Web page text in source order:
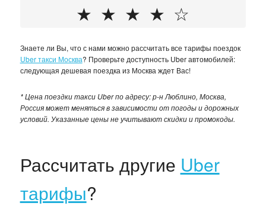
☆
★
★
★
★
Знаете ли Вы, что с нами можно рассчитать все тарифы поездок
Uber такси Москва? Проверьте доступность Uber автомобилей:
следующая дешевая поездка из Москва ждет Вас!
* Цена поездки такси Uber по адресу: р-н Люблино, Москва,
Россия может меняться в зависимости от погоды и дорожных
условий. Указанные цены не учитывают скидки и промокоды.
Рассчитать другие Uber
тарифы?